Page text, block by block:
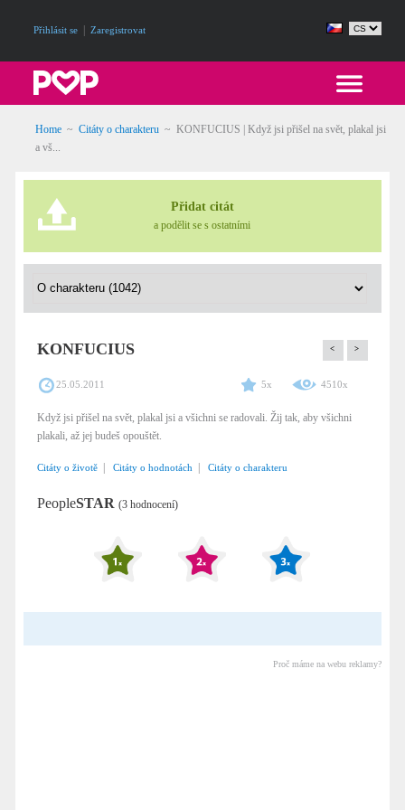
Přihlásit se Zaregistrovat
Home ~ Citáty o charakteru ~ KONFUCIUS | Když jsi přišel na svět, plakal jsi
a vš...
Přidat citát
a podělit se s ostatními
KONFUCIUS < >
25.05.2011 5x 4510x
Když jsi přišel na svět, plakal jsi a všichni se radovali. Žij tak, aby všichni
plakali, až jej budeš opouštět.
Citáty o životě | Citáty o hodnotách | Citáty o charakteru
PeopleSTAR (3 hodnocení)
Proč máme na webu reklamy?